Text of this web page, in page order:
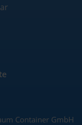
Container GmbH